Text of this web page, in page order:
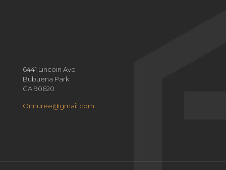
6441 Lincoin Ave
Bubuena Park
CA 90620
Onnuree@gmail.com